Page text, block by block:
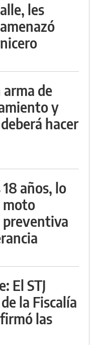
les
de
y
hacer
años, lo
moto
preventiva
El STJ
la Fiscalía
las